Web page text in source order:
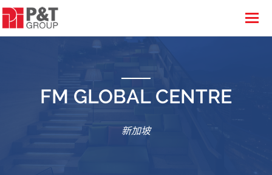
FM GLOBAL CENTRE
新加坡